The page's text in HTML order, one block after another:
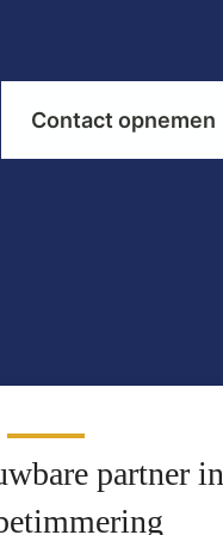
Contact opnemen
partner in